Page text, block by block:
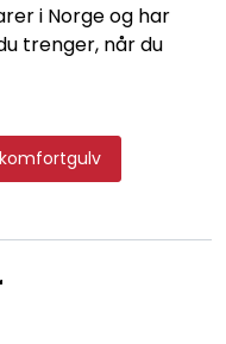
i Norge og har
trenger, når du